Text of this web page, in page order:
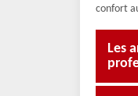
confort
Les